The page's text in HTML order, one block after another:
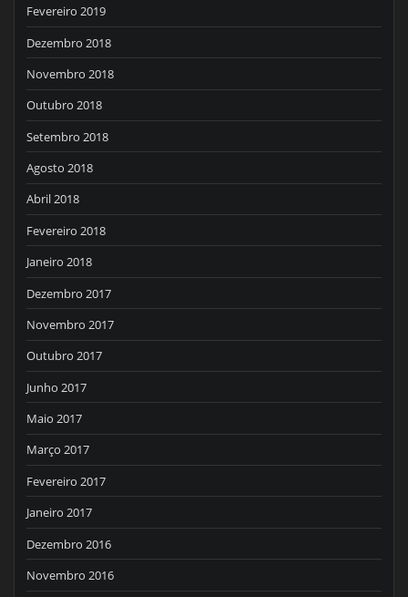
Fevereiro 2019
Dezembro 2018
Novembro 2018
Outubro 2018
Setembro 2018
Agosto 2018
Abril 2018
Fevereiro 2018
Janeiro 2018
Dezembro 2017
Novembro 2017
Outubro 2017
Junho 2017
Maio 2017
Março 2017
Fevereiro 2017
Janeiro 2017
Dezembro 2016
Novembro 2016